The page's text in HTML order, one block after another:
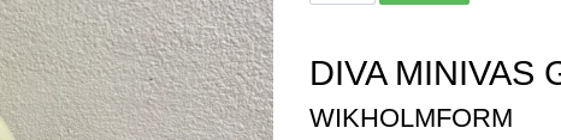
DIVA MINIVAS
WIKHOLMFORM